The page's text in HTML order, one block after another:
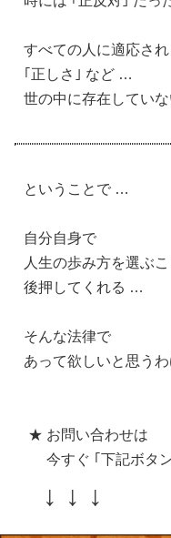
すべての人に適応さ
｢正しさ｣ など …
世の中に存在してい
ということで …
自分自身で
人生の歩み方を選ぶ
後押してくれる …
そんな法律で
あって欲しいと思う
★ お問い合わせは
今すぐ ｢下記ボタ
↓ ↓ ↓